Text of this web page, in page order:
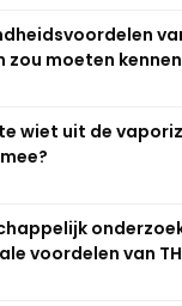
zou moeten kennen
wiet uit de
voordelen van